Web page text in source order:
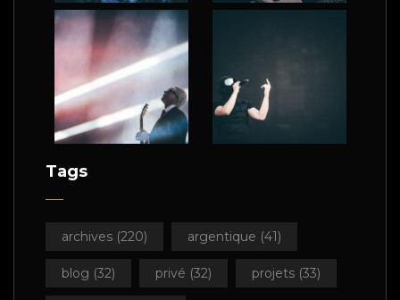
Tags
archives (220) argentique (41)
blog (32) privé (32) projets (33)